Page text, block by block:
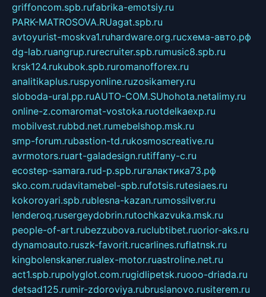
griffoncom.spb.rufabrika-emotsiy.ru
PARK-MATROSOVA.RUagat.spb.ru
avtoyurist-moskva1.ruhardware.org.ruсхема-авто.рф
dg-lab.ruangrup.rurecruiter.spb.rumusic8.spb.ru
krsk124.rukubok.spb.ruromanofforex.ru
analitikaplus.ruspyonline.ruzosikamery.ru
sloboda-ural.pp.ruAUTO-COM.SUhohota.netalimy.ru
online-z.comaromat-vostoka.ruotdelkaexp.ru
mobilvest.rubbd.net.rumebelshop.msk.ru
smp-forum.rubastion-td.rukosmoscreative.ru
avrmotors.ruart-galadesign.rutiffany-c.ru
ecostep-samara.rud-p.spb.ruгалактика73.рф
sko.com.rudavitamebel-spb.rufotsis.rutesiaes.ru
kokoroyari.spb.rublesna-kazan.rumossilver.ru
lenderoq.rusergeydobrin.rutochkazvuka.msk.ru
people-of-art.rubezzubova.ruclubtibet.ruorior-aks.ru
dynamoauto.ruszk-favorit.rucarlines.ruflatnsk.ru
kingbolenskaner.rualex-motor.ruastroline.net.ru
act1.spb.rupolyglot.com.rugidlipetsk.ruooo-driada.ru
detsad125.rumir-zdoroviya.rubruslanovo.rusiterem.ru